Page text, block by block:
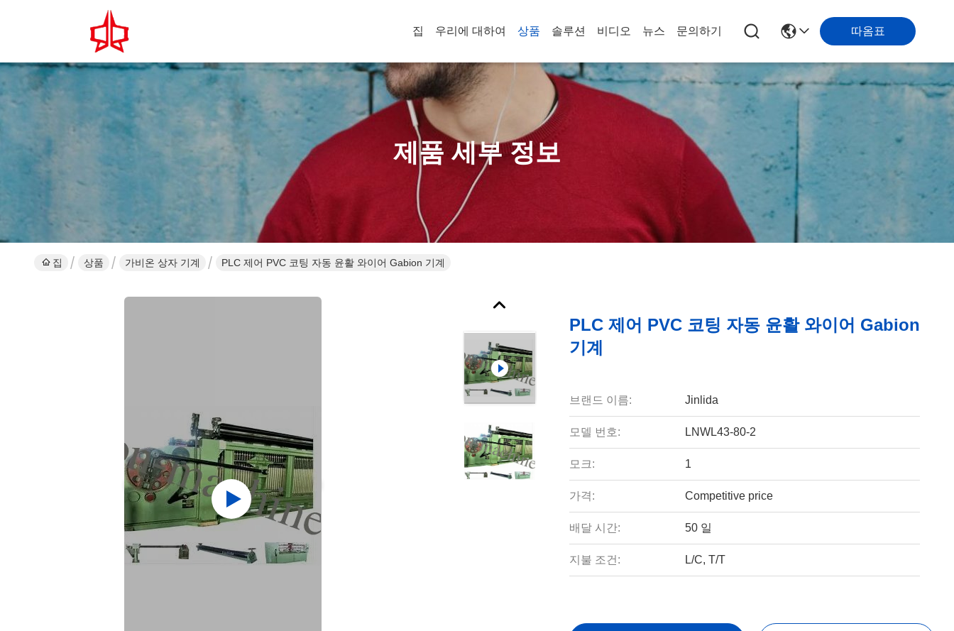
집 우리에 대하여 상품 솔루션 비디오 뉴스 문의하기 따옴표
제품 세부 정보
집 상품 가비온 상자 기계 PLC 제어 PVC 코팅 자동 윤활 와이어 Gabion 기계
PLC 제어 PVC 코팅 자동 윤활 와이어 Gabion
기계
브랜드 이름: Jinlida
모델 번호: LNWL43-80-2
모크: 1
가격: Competitive price
배달 시간: 50 일
지불 조건: L/C, T/T